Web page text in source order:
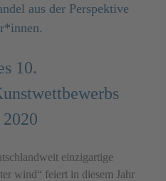
aus der Perspektive
10.
einzigartige
wind“ feiert in diesem Jahr